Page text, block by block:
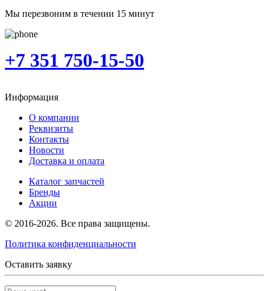
Мы перезвоним в течении 15 минут
+7 351 750-15-50
Информация
О компании
Реквизиты
Контакты
Новости
Доставка и оплата
Каталог запчастей
Бренды
Акции
© 2016-2026. Все права защищены.
Политика конфиденциальности
Оставить заявку